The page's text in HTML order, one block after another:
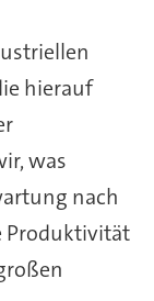
hierauf
was
nach
Produktivität